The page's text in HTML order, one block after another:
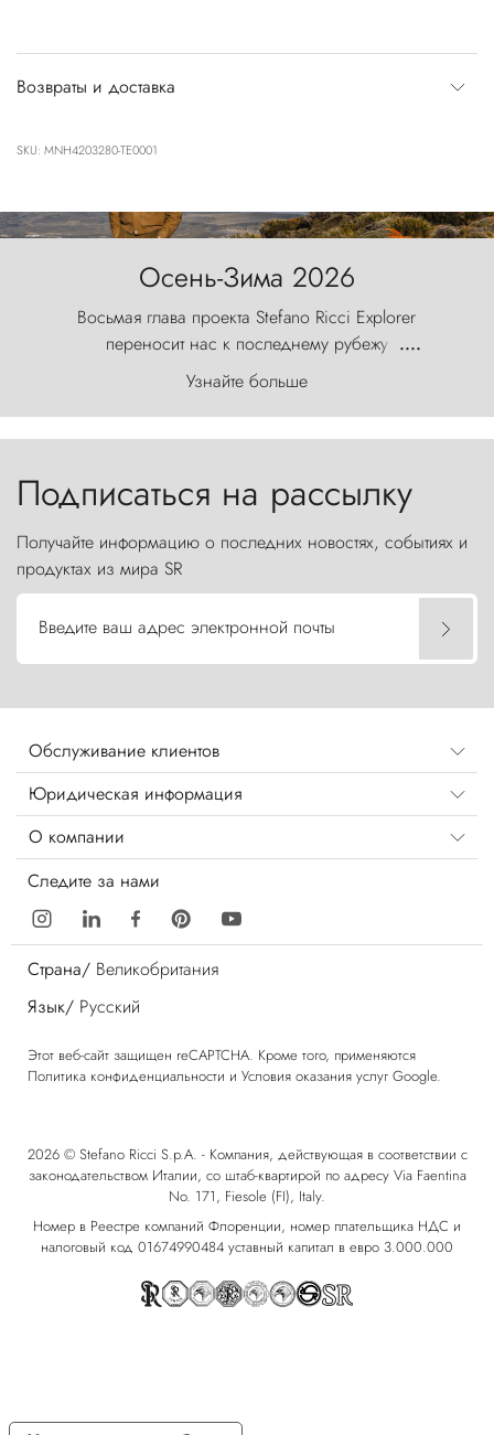
Возвраты и доставка
SKU: MNH4203280-TE0001
Осень-Зима 2026
Восьмая глава проекта Stefano Ricci Explorer
переносит нас к последнему рубежу
первозданного мира, где ветер с
первобытной яростью ваяет ландшафт, а пики
Торрес-дель-Пайне, словно каменные стражи,
....
Узнайте больше
Подписаться на рассылку
Получайте информацию о последних новостях, событиях и
продуктах из мира SR
Введите ваш адрес электронной почты
Обслуживание клиентов
Юридическая информация
О компании
Следите за нами
Страна/ Великобритания
Язык/ Русский
Этот веб-сайт защищен reCAPTCHA. Кроме того, применяются
Политика конфиденциальности и Условия оказания услуг Google.
2026 © Stefano Ricci S.p.A. - Компания, действующая в соответствии с
законодательством Италии, со штаб-квартирой по адресу Via Faentina
No. 171, Fiesole (FI), Italy.
Номер в Реестре компаний Флоренции, номер плательщика НДС и
налоговый код 01674990484 уставный капитал в евро 3.000.000